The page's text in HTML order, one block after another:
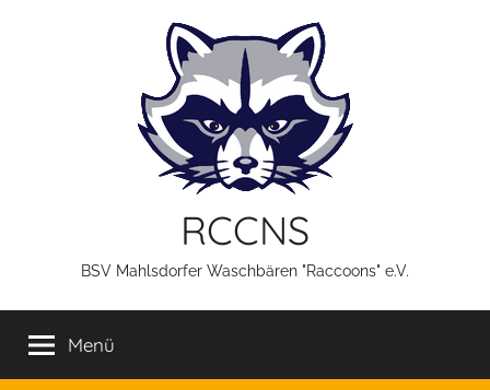
RCCNS
BSV Mahlsdorfer Waschbären "Raccoons" e.V.
Menü